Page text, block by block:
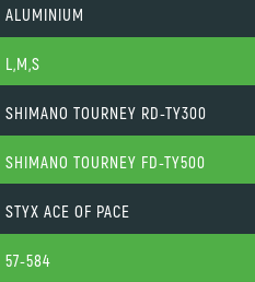
ALUMINIUM
L,M,S
SHIMANO TOURNEY RD-TY300
SHIMANO TOURNEY FD-TY500
STYX ACE OF PACE
57-584